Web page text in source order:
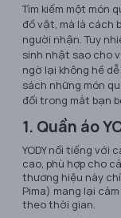
Tìm kiếm một món
đồ vật, mà là cách
người nhận. Tuy
sinh nhật sao cho
ngờ lại không hề
sách những món
đối trong mắt bạn
1. Quần áo
YODY nổi tiếng với
cao, phù hợp cho
thương hiệu này
Pima) mang lại
theo thời gian.